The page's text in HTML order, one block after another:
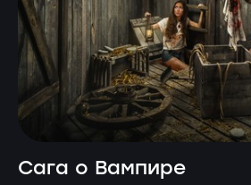
Сага о Вампире